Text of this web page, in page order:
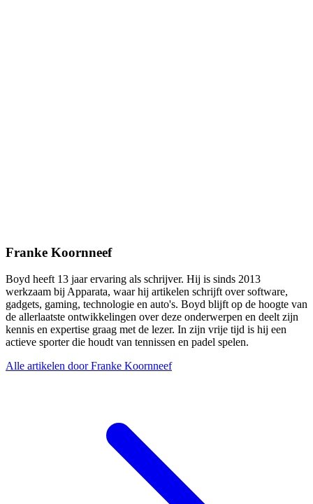
Franke Koornneef
Boyd heeft 13 jaar ervaring als schrijver. Hij is sinds 2013
werkzaam bij Apparata, waar hij artikelen schrijft over software,
gadgets, gaming, technologie en auto's. Boyd blijft op de hoogte van
de allerlaatste ontwikkelingen over deze onderwerpen en deelt zijn
kennis en expertise graag met de lezer. In zijn vrije tijd is hij een
actieve sporter die houdt van tennissen en padel spelen.
Alle artikelen door Franke Koornneef